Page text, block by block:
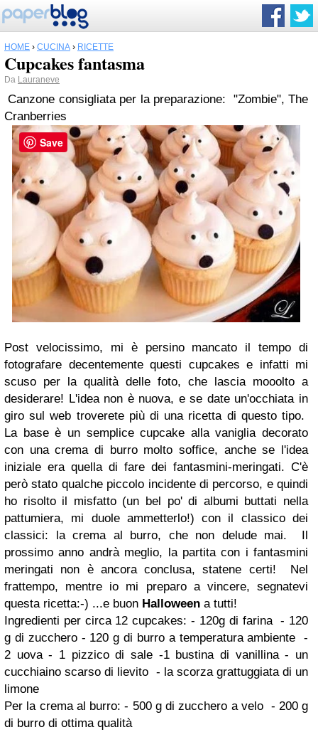
HOME › CUCINA › RICETTE
Cupcakes fantasma
Da Lauraneve
Canzone consigliata per la preparazione:
"Zombie", The
Cranberries
Post velocissimo, mi è persino mancato il tempo di
fotografare decentemente questi cupcakes e infatti mi
scuso per la qualità delle foto, che lascia mooolto a
desiderare! L'idea non è nuova, e se date un'occhiata in
giro sul web troverete più di una ricetta di questo tipo.
La base è un semplice cupcake alla vaniglia decorato
con una crema di burro molto soffice, anche se l'idea
iniziale era quella di fare dei fantasmini-meringati. C'è
però stato qualche piccolo incidente di percorso, e quindi
ho risolto il misfatto (un bel po' di albumi buttati nella
pattumiera, mi duole ammetterlo!) con il classico dei
classici: la crema al burro, che non delude mai.
Il
prossimo anno andrà meglio, la partita con i fantasmini
meringati non è ancora conclusa, statene certi!
Nel
frattempo, mentre io mi preparo a vincere, segnatevi
questa ricetta:-) ...e buon Halloween a tutti!
Ingredienti per circa 12 cupcakes: - 120g di farina - 120
g di zucchero - 120 g di burro a temperatura ambiente
-
2 uova - 1 pizzico di sale -1 bustina di vanillina - un
cucchiaino scarso di lievito - la scorza grattuggiata di un
limone
Per la crema al burro: - 500 g di zucchero a velo - 200 g
di burro di ottima qualità
Save